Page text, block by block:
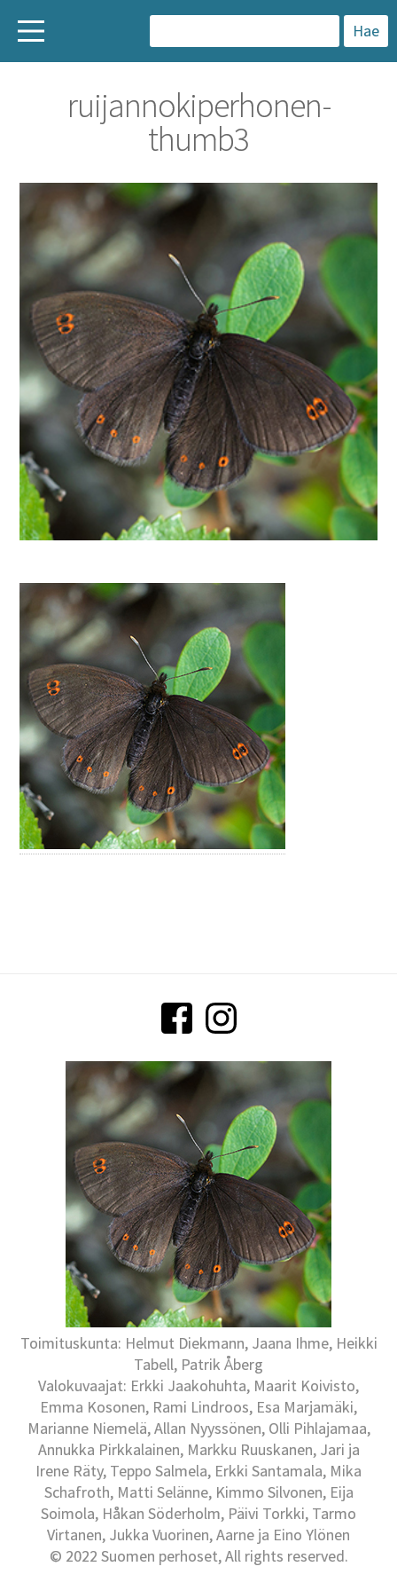
a
k
u
:
ruijannokiperhonen-
thumb3
Toimituskunta: Helmut Diekmann, Jaana Ihme, Heikki
Tabell, Patrik Åberg
Valokuvaajat: Erkki Jaakohuhta, Maarit Koivisto,
Emma Kosonen, Rami Lindroos, Esa Marjamäki,
Marianne Niemelä, Allan Nyyssönen, Olli Pihlajamaa,
Annukka Pirkkalainen, Markku Ruuskanen, Jari ja
Irene Räty, Teppo Salmela, Erkki Santamala, Mika
Schafroth, Matti Selänne, Kimmo Silvonen, Eija
Soimola, Håkan Söderholm, Päivi Torkki, Tarmo
Virtanen, Jukka Vuorinen, Aarne ja Eino Ylönen
© 2022 Suomen perhoset, All rights reserved.